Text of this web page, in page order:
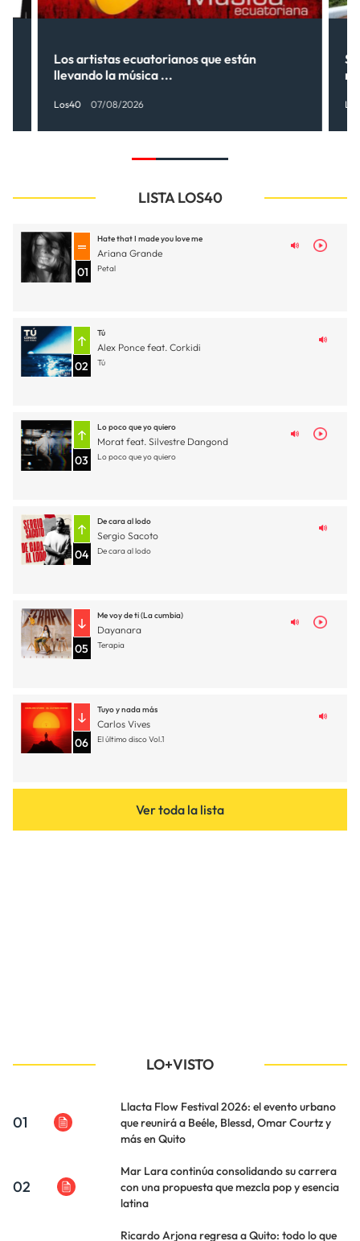
Los artistas ecuatorianos que están
llevando la música ...
Los40 07/08/2026
LISTA LOS40
01
Hate that I made you love me
Ariana Grande
Petal
02
Tú
Alex Ponce feat. Corkidi
Tú
03
Lo poco que yo quiero
Morat feat. Silvestre Dangond
Lo poco que yo quiero
04
De cara al lodo
Sergio Sacoto
De cara al lodo
05
Me voy de ti (La cumbia)
Dayanara
Terapia
06
Tuyo y nada más
Carlos Vives
El último disco Vol.1
Ver toda la lista
LO+VISTO
01
Llacta Flow Festival 2026: el evento urbano
que reunirá a Beéle, Blessd, Omar Courtz y
más en Quito
02
Mar Lara continúa consolidando su carrera
con una propuesta que mezcla pop y esencia
latina
Ricardo Arjona regresa a Quito: todo lo que